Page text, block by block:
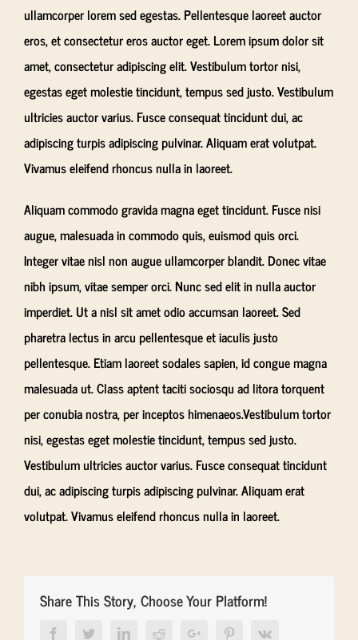
ullamcorper lorem sed egestas. Pellentesque laoreet auctor
eros, et consectetur eros auctor eget. Lorem ipsum dolor sit
amet, consectetur adipiscing elit. Vestibulum tortor nisi,
egestas eget molestie tincidunt, tempus sed justo. Vestibulum
ultricies auctor varius. Fusce consequat tincidunt dui, ac
adipiscing turpis adipiscing pulvinar. Aliquam erat volutpat.
Vivamus eleifend rhoncus nulla in laoreet.
Aliquam commodo gravida magna eget tincidunt. Fusce nisi
augue, malesuada in commodo quis, euismod quis orci.
Integer vitae nisl non augue ullamcorper blandit. Donec vitae
nibh ipsum, vitae semper orci. Nunc sed elit in nulla auctor
imperdiet. Ut a nisl sit amet odio accumsan laoreet. Sed
pharetra lectus in arcu pellentesque et iaculis justo
pellentesque. Etiam laoreet sodales sapien, id congue magna
malesuada ut. Class aptent taciti sociosqu ad litora torquent
per conubia nostra, per inceptos himenaeos.Vestibulum tortor
nisi, egestas eget molestie tincidunt, tempus sed justo.
Vestibulum ultricies auctor varius. Fusce consequat tincidunt
dui, ac adipiscing turpis adipiscing pulvinar. Aliquam erat
volutpat. Vivamus eleifend rhoncus nulla in laoreet.
Share This Story, Choose Your Platform!
FacebookTwitterLinkedInRedditGoogle+ PinterestVk